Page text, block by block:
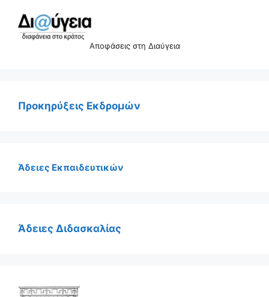
Αποφάσεις στη Διαύγεια
Προκηρύξεις Εκδρομών
Άδειες Εκπαιδευτικών
Άδειες Διδασκαλίας